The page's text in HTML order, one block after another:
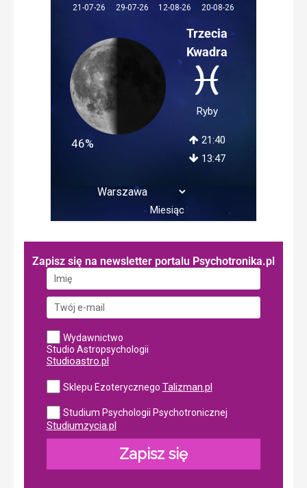
21-07-26 29-07-26 12-08-26 20-08-26
46%
Trzecia
Kwadra
Ryby
21:40
13:47
Miesiąc
Zapisz się na newsletter portalu Psychotronika.pl
Wydawnictwo
Studio Astropsychologii
Studioastro.pl
Sklepu Ezoterycznego Talizman.pl
Studium Psychologii Psychotronicznej
Studiumzycia.pl
Zapisz się